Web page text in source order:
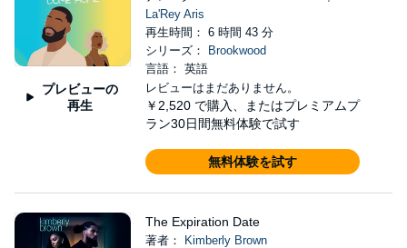
プレビューの
再生
La'Rey Aris
再生時間： 6 時間 43 分
シリーズ：
Brookwood
言語： 英語
レビューはまだありません。
￥2,520 で購入、またはプレミアムプ
ラン30日間無料体験で試す
無料体験を試す
The Expiration Date
著者：
Kimberly Brown